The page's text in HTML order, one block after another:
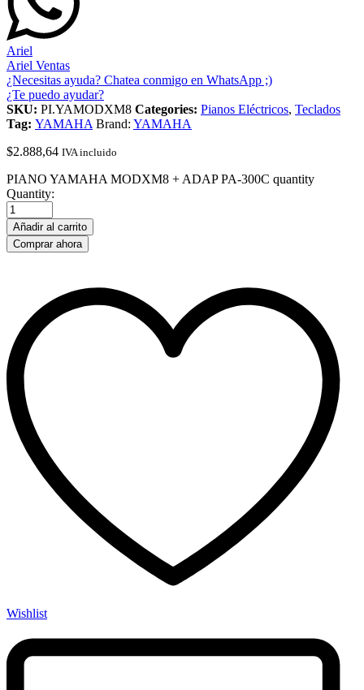
Ariel
Ariel Ventas
¿Necesitas ayuda? Chatea conmigo en WhatsApp ;)
¿Te puedo ayudar?
SKU: PI.YAMODXM8 Categories: Pianos Eléctricos, Teclados
Tag: YAMAHA Brand: YAMAHA
$2.888,64 IVA incluido
PIANO YAMAHA MODXM8 + ADAP PA-300C quantity
Quantity:
Añadir al carrito
Comprar ahora
Wishlist